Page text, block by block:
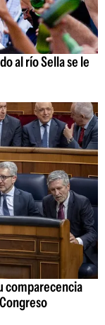
al río Sella se le
comparecencia